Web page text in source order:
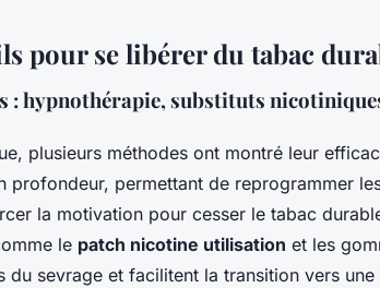
pour se libérer du tabac
: hypnothérapie, substituts
plusieurs méthodes ont montré leur
profondeur, permettant de reprogrammer
la motivation pour cesser le tabac
le patch nicotine utilisation et les
du sevrage et facilitent la transition vers